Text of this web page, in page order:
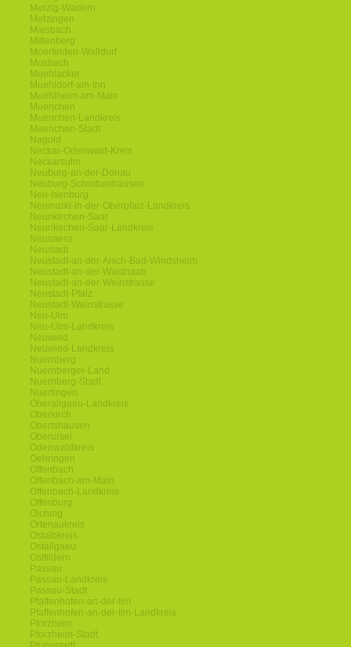
Merzig-Wadern
Metzingen
Miesbach
Miltenberg
Moerfelden-Walldorf
Mosbach
Muehlacker
Muehldorf-am-Inn
Muehlheim-am-Main
Muenchen
Muenchen-Landkreis
Muenchen-Stadt
Nagold
Neckar-Odenwald-Kreis
Neckarsulm
Neuburg-an-der-Donau
Neuburg-Schrobenhausen
Neu-Isenburg
Neumarkt-in-der-Oberpfalz-Landkreis
Neunkirchen-Saar
Neunkirchen-Saar-Landkreis
Neusaess
Neustadt
Neustadt-an-der-Aisch-Bad-Windsheim
Neustadt-an-der-Waldnaab
Neustadt-an-der-Weinstrasse
Neustadt-Pfalz
Neustadt-Weinstrasse
Neu-Ulm
Neu-Ulm-Landkreis
Neuwied
Neuwied-Landkreis
Nuernberg
Nuernberger-Land
Nuernberg-Stadt
Nuertingen
Oberallgaeu-Landkreis
Oberkirch
Obertshausen
Oberursel
Odenwaldkreis
Oehringen
Offenbach
Offenbach-am-Main
Offenbach-Landkreis
Offenburg
Olching
Ortenaukreis
Ostalbkreis
Ostallgaeu
Ostfildern
Passau
Passau-Landkreis
Passau-Stadt
Pfaffenhofen-an-der-Ilm
Pfaffenhofen-an-der-Ilm-Landkreis
Pforzheim
Pforzheim-Stadt